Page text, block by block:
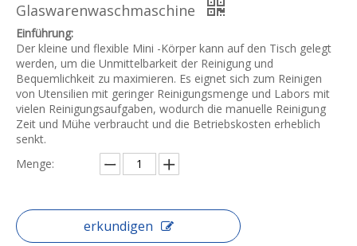
Glaswarenwaschmaschine
Einführung:
Der kleine und flexible Mini -Körper kann auf den Tisch gelegt
werden, um die Unmittelbarkeit der Reinigung und
Bequemlichkeit zu maximieren. Es eignet sich zum Reinigen
von Utensilien mit geringer Reinigungsmenge und Labors mit
vielen Reinigungsaufgaben, wodurch die manuelle Reinigung
Zeit und Mühe verbraucht und die Betriebskosten erheblich
senkt.
Menge:
erkundigen